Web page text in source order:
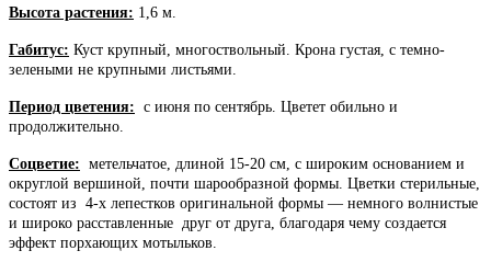
Высота растения: 1,6 м.
Габитус: Куст крупный, многоствольный. Крона густая, с темно-
зелеными не крупными листьями.
Период цветения: с июня по сентябрь. Цветет обильно и
продолжительно.
Соцветие: метельчатое, длиной 15-20 см, с широким основанием и
округлой вершиной, почти шарообразной формы. Цветки стерильные,
состоят из 4-х лепестков оригинальной формы — немного волнистые
и широко расставленные друг от друга, благодаря чему создается
эффект порхающих мотыльков.